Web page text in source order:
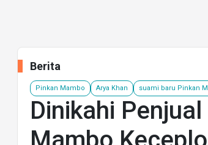
Berita
Pinkan Mambo Arya Khan suami baru Pinkan
Dinikahi